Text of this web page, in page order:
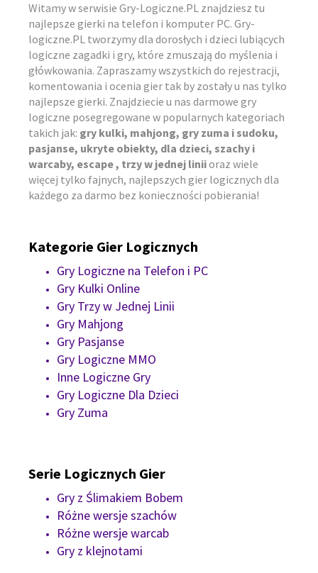
Witamy w serwisie Gry-Logiczne.PL znajdziesz tu
najlepsze gierki na telefon i komputer PC. Gry-
logiczne.PL tworzymy dla dorosłych i dzieci lubiących
logiczne zagadki i gry, które zmuszają do myślenia i
główkowania. Zapraszamy wszystkich do rejestracji,
komentowania i ocenia gier tak by zostały u nas tylko
najlepsze gierki. Znajdziecie u nas darmowe gry
logiczne posegregowane w popularnych kategoriach
takich jak: gry kulki, mahjong, gry zuma i sudoku,
pasjanse, ukryte obiekty, dla dzieci, szachy i
warcaby, escape , trzy w jednej liniioraz wiele
więcej tylko fajnych, najlepszych gier logicznych dla
każdego za darmo bez konieczności pobierania!
Kategorie Gier Logicznych
Gry Logiczne na Telefon i PC
Gry Kulki Online
Gry Trzy w Jednej Linii
Gry Mahjong
Gry Pasjanse
Gry Logiczne MMO
Inne Logiczne Gry
Gry Logiczne Dla Dzieci
Gry Zuma
Serie Logicznych Gier
Gry z Ślimakiem Bobem
Różne wersje szachów
Różne wersje warcab
Gry z klejnotami